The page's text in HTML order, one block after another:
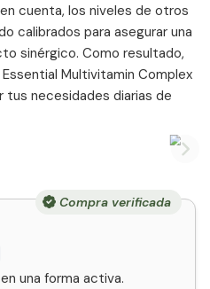
cuenta, los niveles de otros
calibrados para asegurar una
sinérgico. Como resultado,
Multivitamin Complex
necesidades diarias de
Compra verificada
una forma activa.